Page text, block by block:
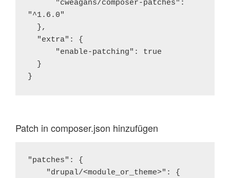
"^1.6.0"
}
Patch in composer.json hinzufügen
"patches": {